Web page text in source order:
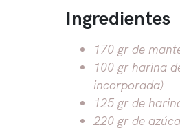
Ingredientes
170 gr de
100 gr harina
incorporada)
125 gr de
220 gr de